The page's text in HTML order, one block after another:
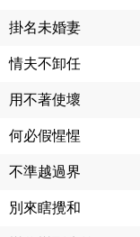
掛名未婚妻
情夫不卸任
用不著使壞
何必假惺惺
不準越過界
別來瞎攪和